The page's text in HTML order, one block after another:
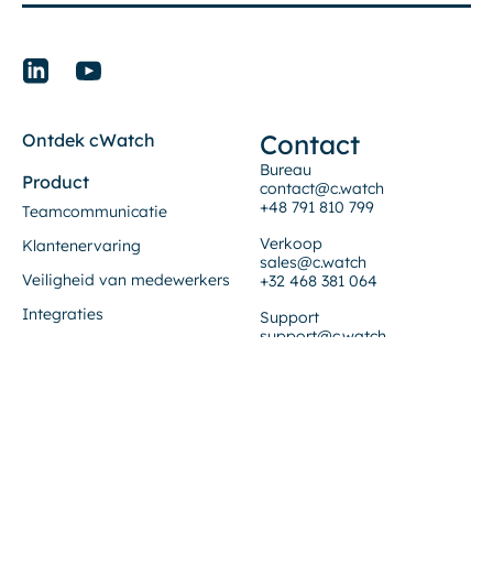
Ontdek cWatch
Product
Teamcommunicatie
Klantenervaring
Veiligheid van medewerkers
Integraties
Contact
Bureau
contact@c.watch
+48 791 810 799
Verkoop
sales@c.watch
+32 468 381 064
Support
support@c.watch